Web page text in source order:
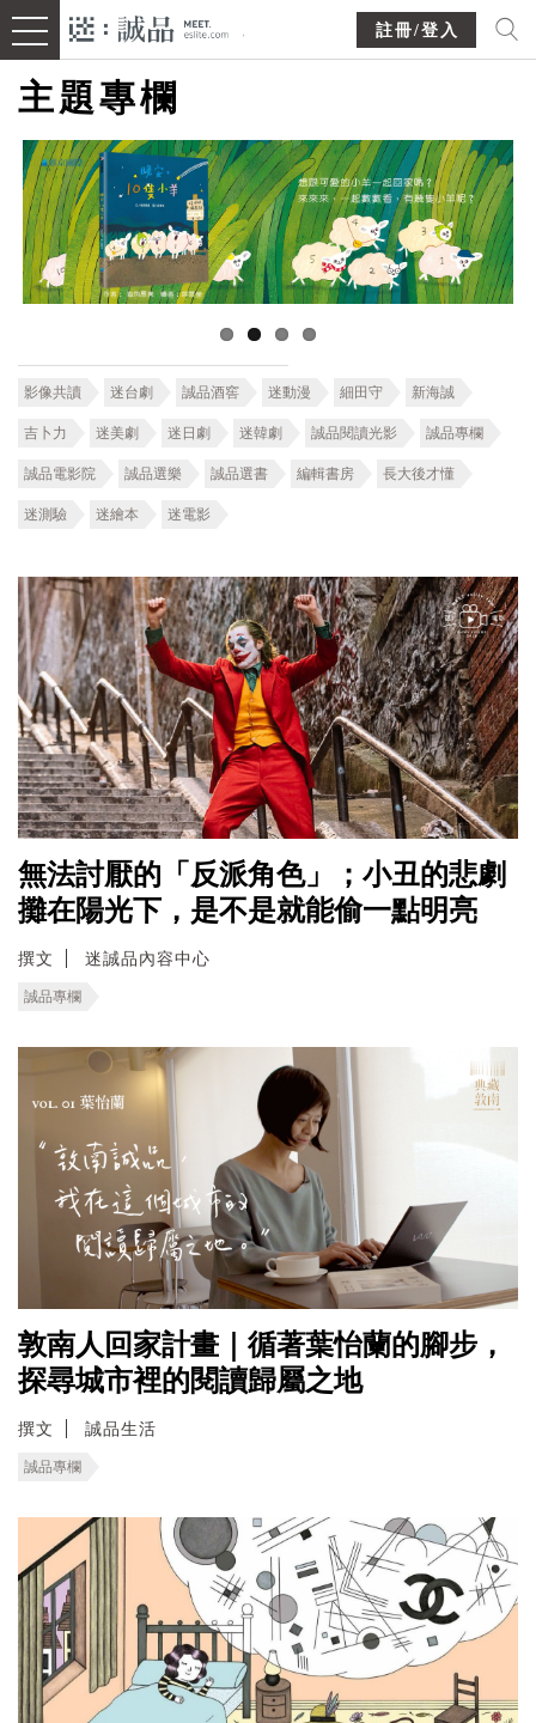
註冊/登入
主題專欄
影像共讀 迷台劇 誠品酒窖 迷動漫 細田守 新海誠
吉卜力 迷美劇 迷日劇 迷韓劇 誠品閱讀光影 誠品專欄
誠品電影院 誠品選樂 誠品選書 編輯書房 長大後才懂
迷測驗 迷繪本 迷電影
無法討厭的「反派角色」；小丑的悲劇
攤在陽光下，是不是就能偷一點明亮
撰文 迷誠品內容中心
誠品專欄
敦南人回家計畫｜循著葉怡蘭的腳步，
探尋城市裡的閱讀歸屬之地
撰文 誠品生活
誠品專欄